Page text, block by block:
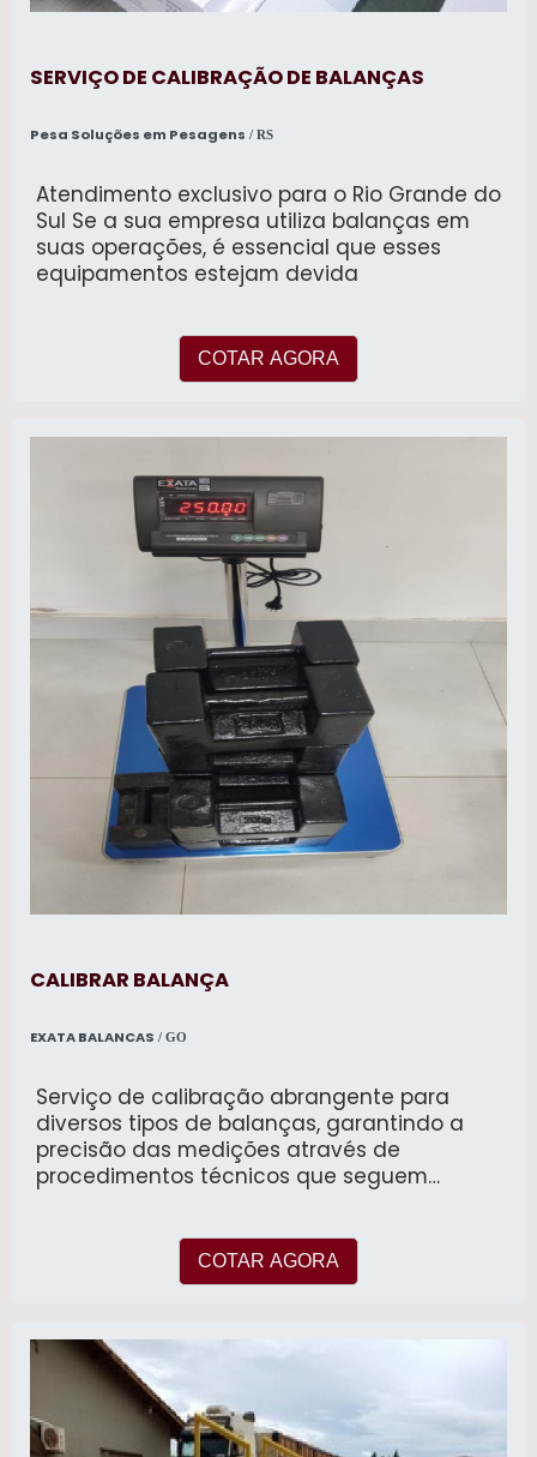
SERVIÇO DE CALIBRAÇÃO DE BALANÇAS
Pesa Soluções em Pesagens / RS
Atendimento exclusivo para o Rio Grande do
Sul Se a sua empresa utiliza balanças em
suas operações, é essencial que esses
equipamentos estejam devida
COTAR AGORA
CALIBRAR BALANÇA
EXATA BALANCAS / GO
Serviço de calibração abrangente para
diversos tipos de balanças, garantindo a
precisão das medições através de
procedimentos técnicos que seguem
COTAR AGORA